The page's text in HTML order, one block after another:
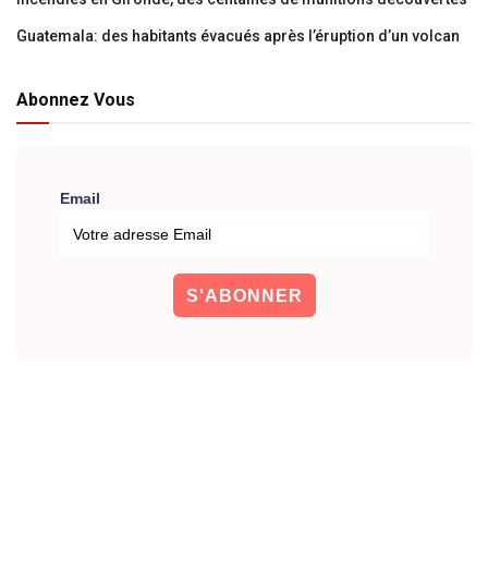
Guatemala: des habitants évacués après l’éruption d’un volcan
Abonnez Vous
Email